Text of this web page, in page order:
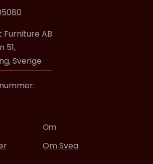
AB
51,
Sverige
Om
Om Svea